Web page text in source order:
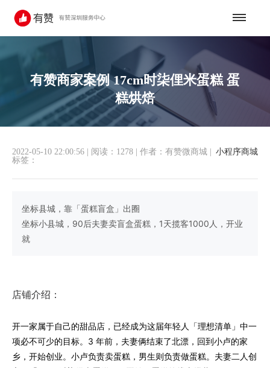
有赞商家案例 17cm时柒俚米蛋糕 蛋
糕烘焙
小程序商城
2022-05-10 22:00:56 阅读：1278 作者：有赞微商城
标签：
坐标县城，靠「蛋糕盲盒」出圈
坐标小县城，90后夫妻卖盲盒蛋糕，1天揽客1000人，开业
就
店铺介绍：
开一家属于自己的甜品店，已经成为这届年轻人「理想清单」中一
项必不可少的目标。3 年前，夫妻俩结束了北漂，回到小卢的家
乡，开始创业。小卢负责卖蛋糕，男生则负责做蛋糕。夫妻二人创